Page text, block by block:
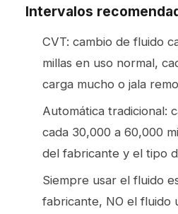
Intervalos
CVT: cambio de fluido
millas en uso normal,
carga mucho o jala
Automática tradicional:
cada 30,000 a 60,000
del fabricante y el tipo
Siempre usar el fluido
fabricante, NO el fluido